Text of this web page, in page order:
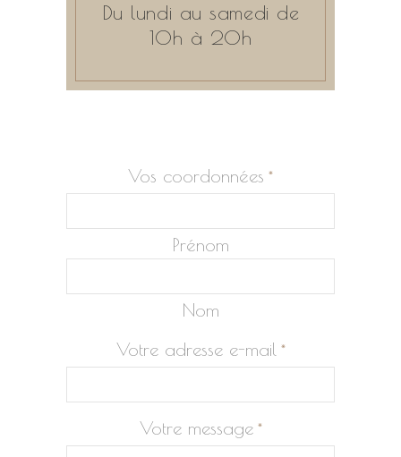
Du lundi au samedi de
10h à 20h
Vos coordonnées *
Prénom
Nom
Votre adresse e-mail *
Votre message *